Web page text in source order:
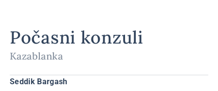
Počasni konzuli
Kazablanka
Seddik Bargash